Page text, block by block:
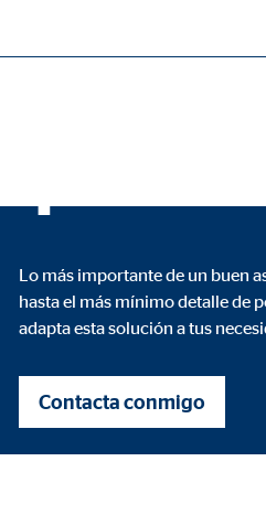
Lo más importante de un buen
hasta el más mínimo detalle de
adapta esta solución a tus
Contacta conmigo
del consentimiento